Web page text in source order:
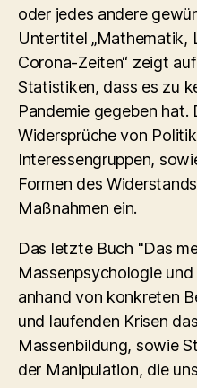
oder jedes andere
Untertitel „Mathematik,
Corona-Zeiten“ zeigt
Statistiken, dass es zu
Pandemie gegeben hat.
Widersprüche von
Interessengruppen,
Formen des
Maßnahmen ein.
Das letzte Buch "Das
Massenpsychologie
anhand von konkreten
und laufenden Krisen
Massenbildung, sowie
der Manipulation, die